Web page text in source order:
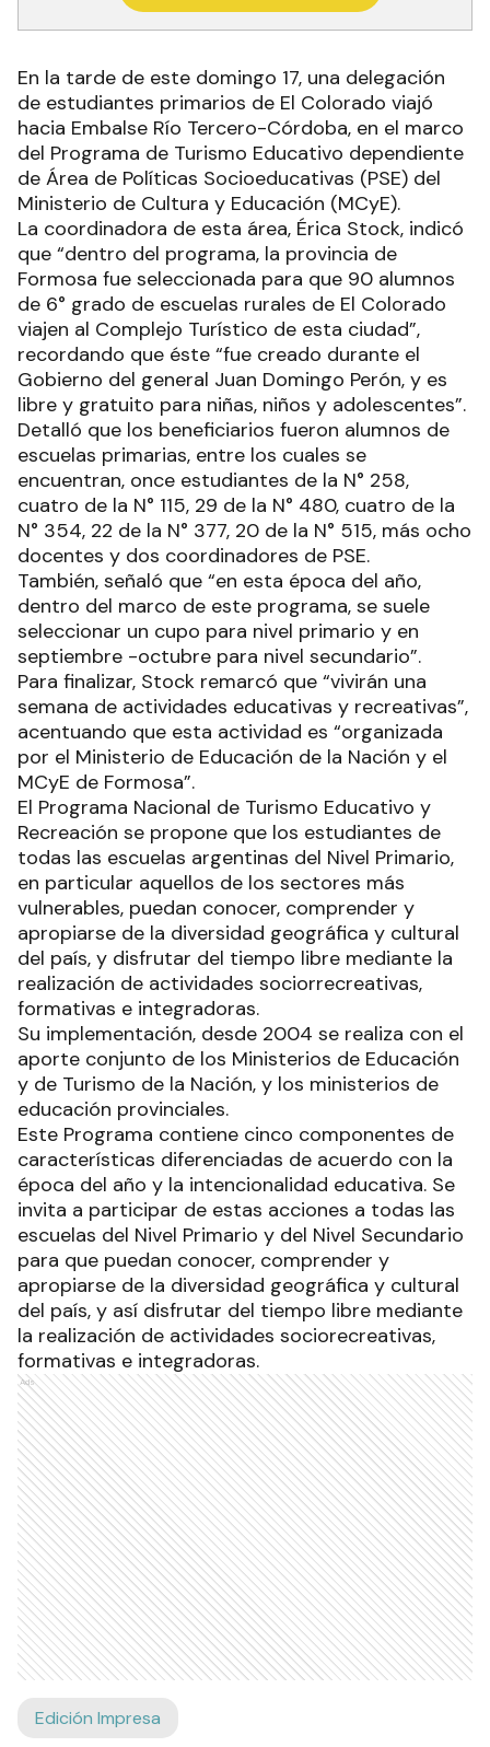
En la tarde de este domingo 17, una delegación
de estudiantes primarios de El Colorado viajó
hacia Embalse Río Tercero-Córdoba, en el marco
del Programa de Turismo Educativo dependiente
de Área de Políticas Socioeducativas (PSE) del
Ministerio de Cultura y Educación (MCyE).
La coordinadora de esta área, Érica Stock, indicó
que “dentro del programa, la provincia de
Formosa fue seleccionada para que 90 alumnos
de 6° grado de escuelas rurales de El Colorado
viajen al Complejo Turístico de esta ciudad”,
recordando que éste “fue creado durante el
Gobierno del general Juan Domingo Perón, y es
libre y gratuito para niñas, niños y adolescentes”.
Detalló que los beneficiarios fueron alumnos de
escuelas primarias, entre los cuales se
encuentran, once estudiantes de la N° 258,
cuatro de la N° 115, 29 de la N° 480, cuatro de la
N° 354, 22 de la N° 377, 20 de la N° 515, más ocho
docentes y dos coordinadores de PSE.
También, señaló que “en esta época del año,
dentro del marco de este programa, se suele
seleccionar un cupo para nivel primario y en
septiembre -octubre para nivel secundario”.
Para finalizar, Stock remarcó que “vivirán una
semana de actividades educativas y recreativas”,
acentuando que esta actividad es “organizada
por el Ministerio de Educación de la Nación y el
MCyE de Formosa”.
El Programa Nacional de Turismo Educativo y
Recreación se propone que los estudiantes de
todas las escuelas argentinas del Nivel Primario,
en particular aquellos de los sectores más
vulnerables, puedan conocer, comprender y
apropiarse de la diversidad geográfica y cultural
del país, y disfrutar del tiempo libre mediante la
realización de actividades sociorrecreativas,
formativas e integradoras.
Su implementación, desde 2004 se realiza con el
aporte conjunto de los Ministerios de Educación
y de Turismo de la Nación, y los ministerios de
educación provinciales.
Este Programa contiene cinco componentes de
características diferenciadas de acuerdo con la
época del año y la intencionalidad educativa. Se
invita a participar de estas acciones a todas las
escuelas del Nivel Primario y del Nivel Secundario
para que puedan conocer, comprender y
apropiarse de la diversidad geográfica y cultural
del país, y así disfrutar del tiempo libre mediante
la realización de actividades sociorecreativas,
formativas e integradoras.
Ads
Edición Impresa